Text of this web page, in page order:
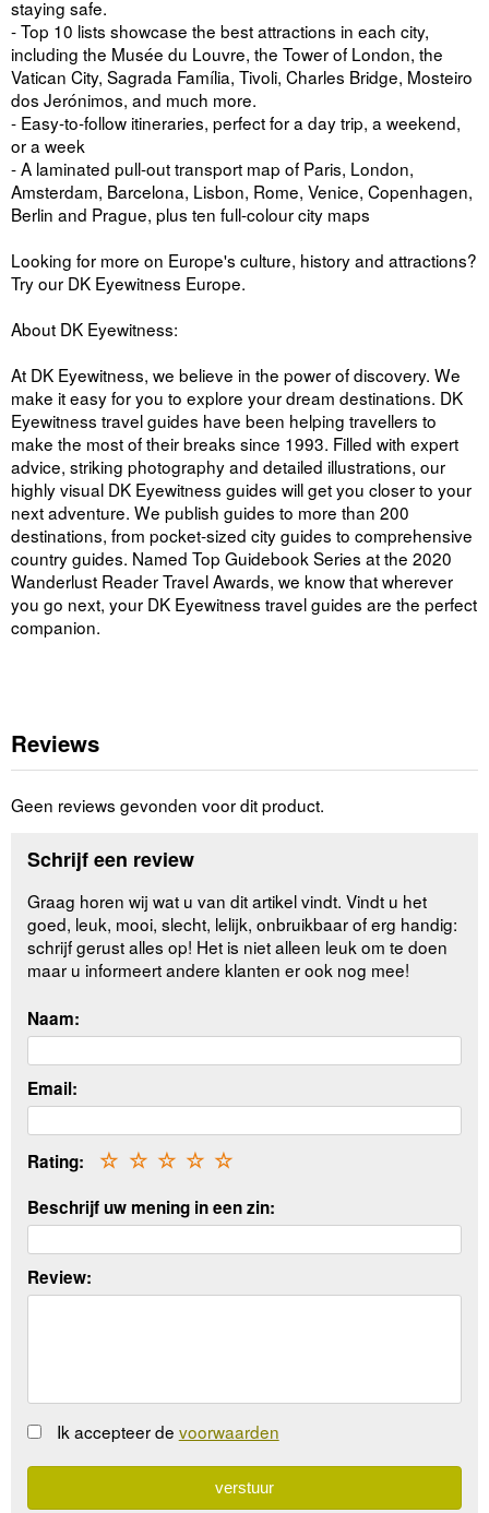
staying safe.
- Top 10 lists showcase the best attractions in each city,
including the Musée du Louvre, the Tower of London, the
Vatican City, Sagrada Família, Tivoli, Charles Bridge, Mosteiro
dos Jerónimos, and much more.
- Easy-to-follow itineraries, perfect for a day trip, a weekend,
or a week
- A laminated pull-out transport map of Paris, London,
Amsterdam, Barcelona, Lisbon, Rome, Venice, Copenhagen,
Berlin and Prague, plus ten full-colour city maps
Looking for more on Europe's culture, history and attractions?
Try our DK Eyewitness Europe.
About DK Eyewitness:
At DK Eyewitness, we believe in the power of discovery. We
make it easy for you to explore your dream destinations. DK
Eyewitness travel guides have been helping travellers to
make the most of their breaks since 1993. Filled with expert
advice, striking photography and detailed illustrations, our
highly visual DK Eyewitness guides will get you closer to your
next adventure. We publish guides to more than 200
destinations, from pocket-sized city guides to comprehensive
country guides. Named Top Guidebook Series at the 2020
Wanderlust Reader Travel Awards, we know that wherever
you go next, your DK Eyewitness travel guides are the perfect
companion.
Reviews
Geen reviews gevonden voor dit product.
Schrijf een review
Graag horen wij wat u van dit artikel vindt. Vindt u het
goed, leuk, mooi, slecht, lelijk, onbruikbaar of erg handig:
schrijf gerust alles op! Het is niet alleen leuk om te doen
maar u informeert andere klanten er ook nog mee!
Naam:
Email:
Rating: ☆
☆
☆
☆
☆
Beschrijf uw mening in een zin:
Review:
Ik accepteer de voorwaarden